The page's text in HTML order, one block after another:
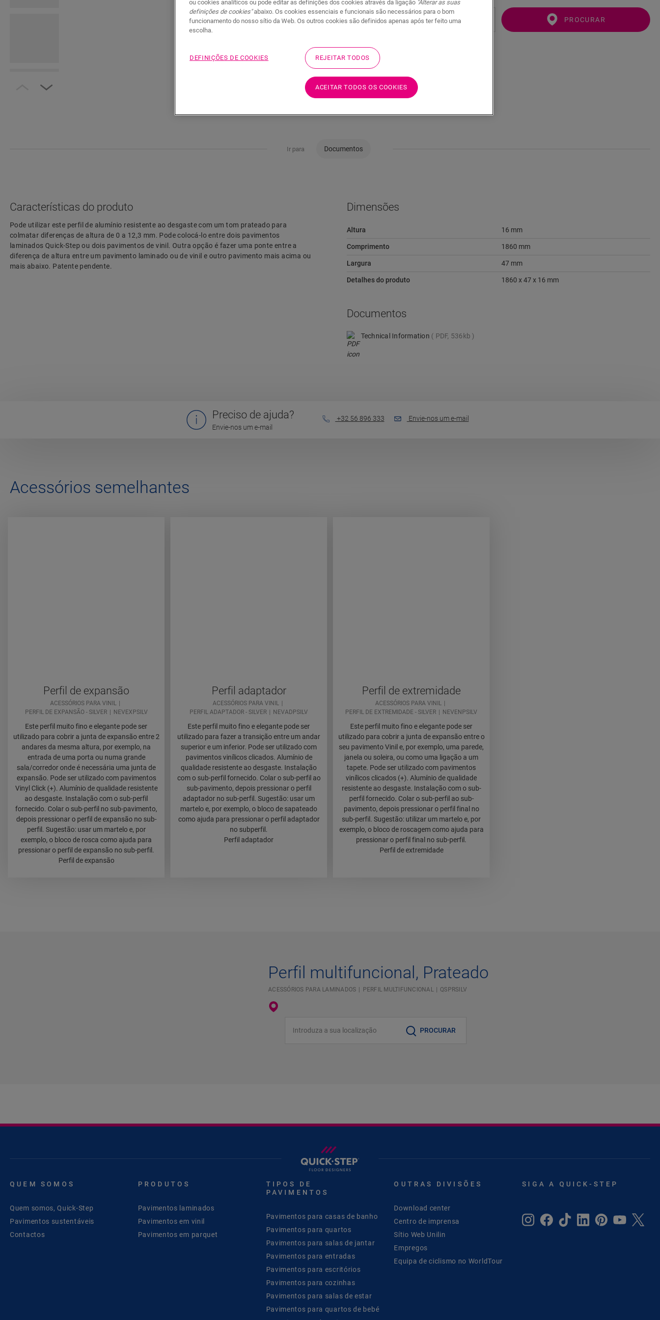
PROCURAR
Ir para Documentos
Características do produto
Pode utilizar este perfil de alumínio resistente ao desgaste com um tom prateado para
colmatar diferenças de altura de 0 a 12,3 mm. Pode colocá-lo entre dois pavimentos
laminados Quick-Step ou dois pavimentos de vinil. Outra opção é fazer uma ponte entre a
diferença de altura entre um pavimento laminado ou de vinil e outro pavimento mais acima ou
mais abaixo. Patente pendente.
Dimensões
Altura 16 mm
Comprimento 1860 mm
Largura 47 mm
Detalhes do produto 1860 x 47 x 16 mm
Documentos
Technical Information PDF, 536kb
Preciso de ajuda?
Envie-nos um e-mail
+32 56 896 333 Envie-nos um e-mail
Acessórios semelhantes
Perfil de expansão
ACESSÓRIOS PARA VINIL
PERFIL DE EXPANSÃO - SILVER
NEVEXPSILV
Este perfil muito fino e elegante pode ser
utilizado para cobrir a junta de expansão entre 2
andares da mesma altura, por exemplo, na
entrada de uma porta ou numa grande
sala/corredor onde é necessária uma junta de
expansão. Pode ser utilizado com pavimentos
Vinyl Click (+). Alumínio de qualidade resistente
ao desgaste. Instalação com o sub-perfil
fornecido. Colar o sub-perfil no sub-pavimento,
depois pressionar o perfil de expansão no sub-
perfil. Sugestão: usar um martelo e, por
exemplo, o bloco de rosca como ajuda para
pressionar o perfil de expansão no sub-perfil.
Perfil de expansão
Perfil adaptador
ACESSÓRIOS PARA VINIL
PERFIL ADAPTADOR - SILVER
NEVADPSILV
Este perfil muito fino e elegante pode ser
utilizado para fazer a transição entre um andar
superior e um inferior. Pode ser utilizado com
pavimentos vinílicos clicados. Alumínio de
qualidade resistente ao desgaste. Instalação
com o sub-perfil fornecido. Colar o sub-perfil ao
sub-pavimento, depois pressionar o perfil
adaptador no sub-perfil. Sugestão: usar um
martelo e, por exemplo, o bloco de sapateado
como ajuda para pressionar o perfil adaptador
no subperfil.
Perfil adaptador
Perfil de extremidade
ACESSÓRIOS PARA VINIL
PERFIL DE EXTREMIDADE - SILVER
NEVENPSILV
Este perfil muito fino e elegante pode ser
utilizado para cobrir a junta de expansão entre o
seu pavimento Vinil e, por exemplo, uma parede,
janela ou soleira, ou como uma ligação a um
tapete. Pode ser utilizado com pavimentos
vinílicos clicados (+). Alumínio de qualidade
resistente ao desgaste. Instalação com o sub-
perfil fornecido. Colar o sub-perfil ao sub-
pavimento, depois pressionar o perfil final no
sub-perfil. Sugestão: utilizar um martelo e, por
exemplo, o bloco de roscagem como ajuda para
pressionar o perfil final no sub-perfil.
Perfil de extremidade
Perfil multifuncional, Prateado
ACESSÓRIOS PARA LAMINADOS PERFIL MULTIFUNCIONAL QSPRSILV
PROCURAR
QUEM SOMOS
Quem somos, Quick-Step
Pavimentos sustentáveis
Contactos
PRODUTOS
Pavimentos laminados
Pavimentos em vinil
Pavimentos em parquet
TIPOS DE
PAVIMENTOS
Pavimentos para casas de banho
Pavimentos para quartos
Pavimentos para salas de jantar
Pavimentos para entradas
Pavimentos para escritórios
Pavimentos para cozinhas
Pavimentos para salas de estar
Pavimentos para quartos de bebé
OUTRAS DIVISÕES
Download center
Centro de imprensa
Sítio Web Unilin
Empregos
Equipa de ciclismo no WorldTour
SIGA A QUICK-STEP
ou cookies analíticos ou pode editar as definições dos cookies através da ligação "Alterar as suas
definições de cookies"abaixo. Os cookies essenciais e funcionais são necessários para o bom
funcionamento do nosso sítio da Web. Os outros cookies são definidos apenas após ter feito uma
escolha.
DEFINIÇÕES DE COOKIES REJEITAR TODOS
ACEITAR TODOS OS COOKIES